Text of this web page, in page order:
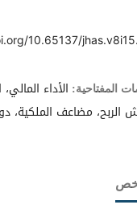
10.65137/
المفتاحية: الأداء
الربح، مضاعف الملكية،